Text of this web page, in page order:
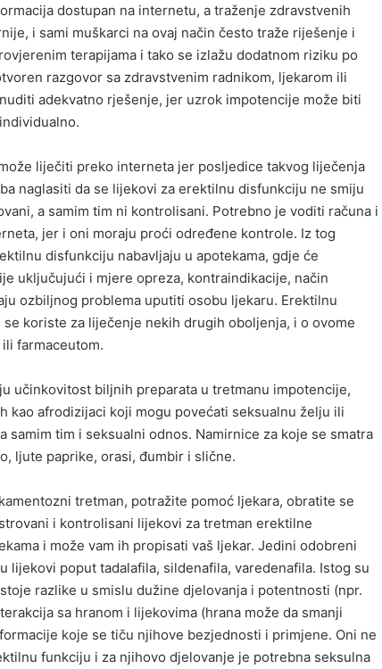
dostupan na internetu, a traženje zdravstvenih
i sami muškarci na ovaj način često traže riješenje i
terapijama i tako se izlažu dodatnom riziku po
razgovor sa zdravstvenim radnikom, ljekarom ili
adekvatno rješenje, jer uzrok impotencije može biti
liječiti preko interneta jer posljedice takvog liječenja
naglasiti da se lijekovi za erektilnu disfunkciju ne smiju
a samim tim ni kontrolisani. Potrebno je voditi računa i
jer i oni moraju proći određene kontrole. Iz tog
disfunkciju nabavljaju u apotekama, gdje će
uključujući i mjere opreza, kontraindikacije, način
ozbiljnog problema uputiti osobu ljekaru. Erektilnu
koriste za liječenje nekih drugih oboljenja, i o ovome
farmaceutom.
učinkovitost biljnih preparata u tretmanu impotencije,
kao afrodizijaci koji mogu povećati seksualnu želju ili
samim tim i seksualni odnos. Namirnice za koje se smatra
ljute paprike, orasi, đumbir i slične.
tretman, potražite pomoć ljekara, obratite se
i kontrolisani lijekovi za tretman erektilne
i može vam ih propisati vaš ljekar. Jedini odobreni
lijekovi poput tadalafila, sildenafila, varedenafila. Istog su
razlike u smislu dužine djelovanja i potentnosti (npr.
sa hranom i lijekovima (hrana može da smanji
koje se tiču njihove bezjednosti i primjene. Oni ne
funkciju i za njihovo djelovanje je potrebna seksulna